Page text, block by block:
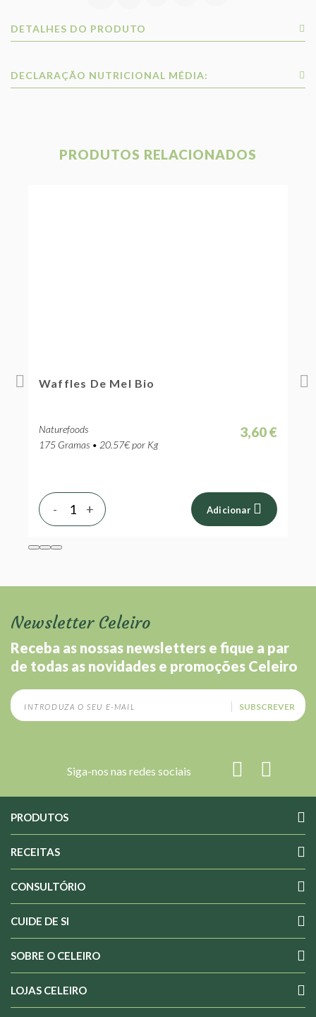
DETALHES DO PRODUTO
DECLARAÇÃO NUTRICIONAL MÉDIA:
PRODUTOS RELACIONADOS
Waffles De Mel Bio
Naturefoods
175 Gramas • 20.57€ por Kg
3,60 €
+
- Adicionar
Newsletter Celeiro
Receba as nossas newsletters e fique a par
de todas as novidades e promoções Celeiro
SUBSCREVER
Siga-nos nas redes sociais
PRODUTOS
RECEITAS
CONSULTÓRIO
CUIDE DE SI
SOBRE O CELEIRO
LOJAS CELEIRO